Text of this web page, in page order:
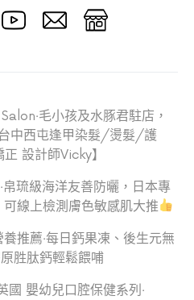
毛小孩及水豚君駐店，
台中西屯逢甲染髮/燙髮/護
設計師Vicky】
帛琉級海洋友善防曬，日本專
線上檢測膚色敏感肌大推
推薦‧每日鈣果凍、後生元無
胜肽鈣輕鬆餵哺
國 嬰幼兒口腔保健系列‧